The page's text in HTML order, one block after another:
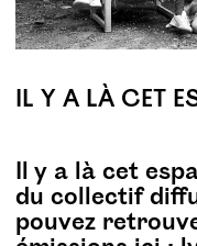
IL Y A LÀ CET
Il y a là cet
du collectif
pouvez